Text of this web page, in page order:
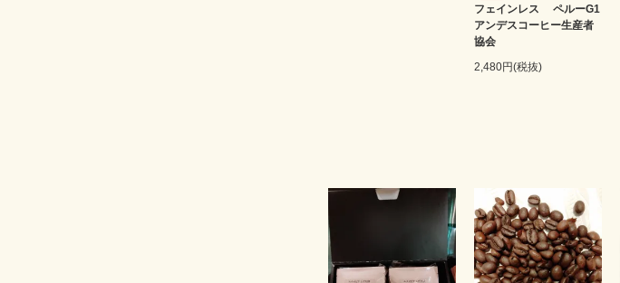
フェインレス ペルーG1
アンデスコーヒー生産者
協会
2,480円(税抜)